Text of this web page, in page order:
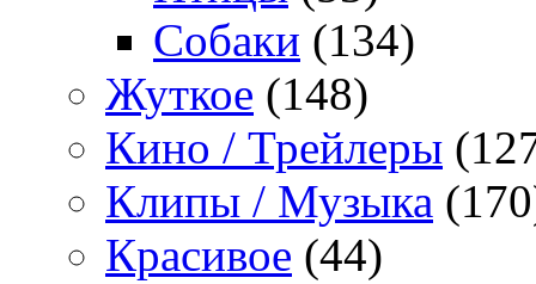
Собаки (134)
Жуткое (148)
Кино / Трейлеры
Клипы / Музыка
Красивое (44)